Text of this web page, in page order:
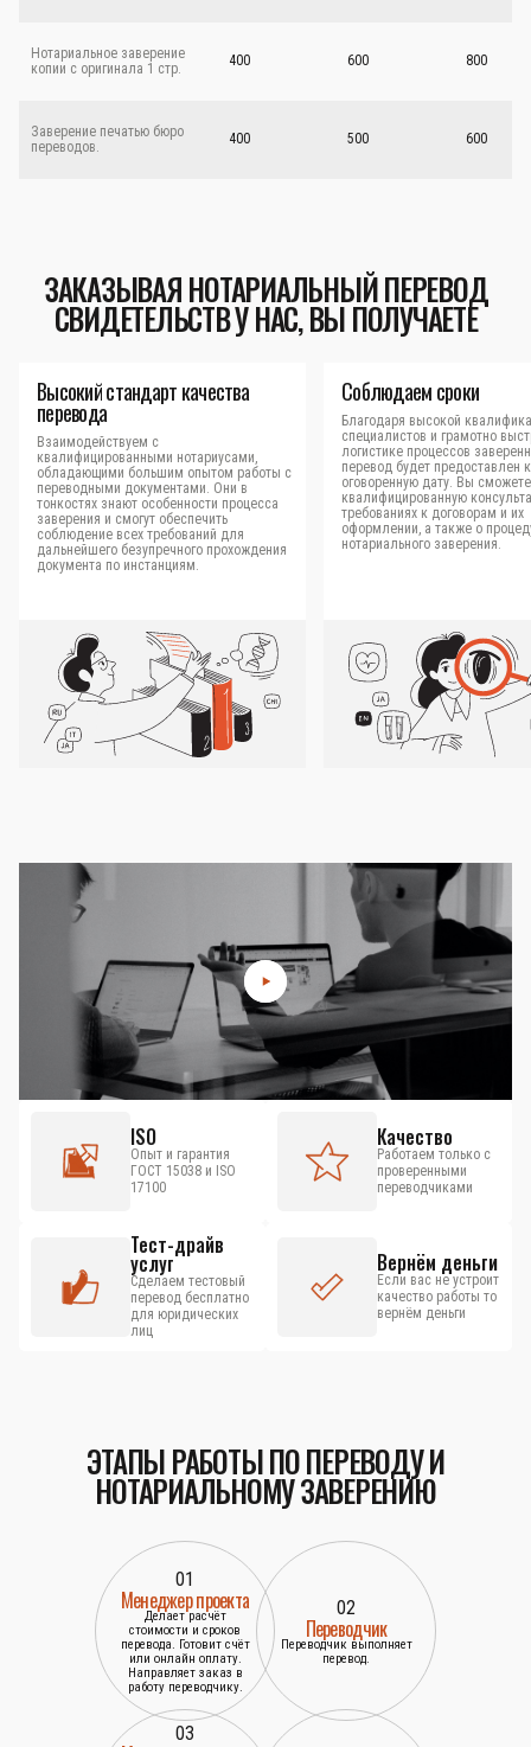
Нотариальное заверение
копии с оригинала 1 стр.
400 600 800
Заверение печатью бюро
переводов.
400 500 600
ЗАКАЗЫВАЯ НОТАРИАЛЬНЫЙ ПЕРЕВОД
СВИДЕТЕЛЬСТВ У НАС, ВЫ ПОЛУЧАЕТЕ
Высокий стандарт качества
перевода
Взаимодействуем с
квалифицированными нотариусами,
обладающими большим опытом работы с
переводными документами. Они в
тонкостях знают особенности процесса
заверения и смогут обеспечить
соблюдение всех требований для
дальнейшего безупречного прохождения
документа по инстанциям.
Соблюдаем сроки
Благодаря высокой
специалистов и грамотно
логистике процессов
перевод будет предоставлен
оговоренную дату. Вы
квалифицированную
требованиях к договорам и их
оформлении, а также о
нотариального заверения.
ISO
Опыт и гарантия
ГОСТ 15038 и ISO
17100
Качество
Работаем только с
проверенными
переводчиками
Тест-драйв
услуг
Сделаем тестовый
перевод бесплатно
для юридических
лиц
Вернём деньги
Если вас не устроит
качество работы то
вернём деньги
ЭТАПЫ РАБОТЫ ПО ПЕРЕВОДУ И
НОТАРИАЛЬНОМУ ЗАВЕРЕНИЮ
01
Менеджер проекта
Делает расчёт
стоимости и сроков
перевода. Готовит счёт
или онлайн оплату.
Направляет заказ в
работу переводчику.
02
Переводчик
Переводчик выполняет
перевод.
03